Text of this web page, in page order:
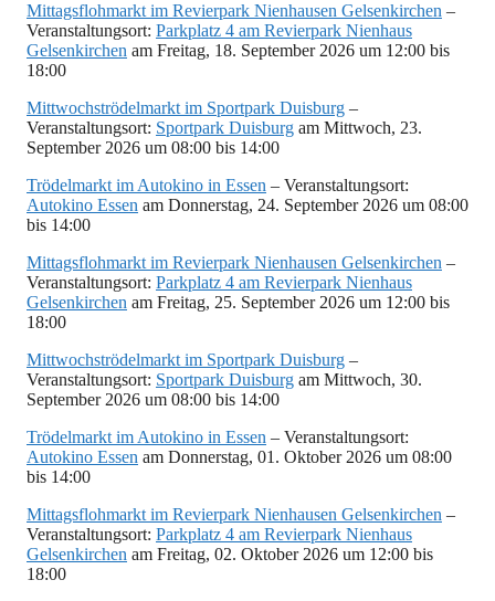
Mittagsflohmarkt im Revierpark Nienhausen Gelsenkirchen –
Veranstaltungsort: Parkplatz 4 am Revierpark Nienhaus
Gelsenkirchen am Freitag, 18. September 2026 um 12:00 bis
18:00
Mittwochströdelmarkt im Sportpark Duisburg –
Veranstaltungsort: Sportpark Duisburg am Mittwoch, 23.
September 2026 um 08:00 bis 14:00
Trödelmarkt im Autokino in Essen – Veranstaltungsort:
Autokino Essen am Donnerstag, 24. September 2026 um 08:00
bis 14:00
Mittagsflohmarkt im Revierpark Nienhausen Gelsenkirchen –
Veranstaltungsort: Parkplatz 4 am Revierpark Nienhaus
Gelsenkirchen am Freitag, 25. September 2026 um 12:00 bis
18:00
Mittwochströdelmarkt im Sportpark Duisburg –
Veranstaltungsort: Sportpark Duisburg am Mittwoch, 30.
September 2026 um 08:00 bis 14:00
Trödelmarkt im Autokino in Essen – Veranstaltungsort:
Autokino Essen am Donnerstag, 01. Oktober 2026 um 08:00
bis 14:00
Mittagsflohmarkt im Revierpark Nienhausen Gelsenkirchen –
Veranstaltungsort: Parkplatz 4 am Revierpark Nienhaus
Gelsenkirchen am Freitag, 02. Oktober 2026 um 12:00 bis
18:00